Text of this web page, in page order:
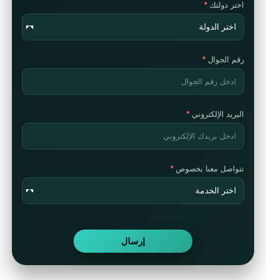
اختر دولتك
رقم الجوال
البريد الإلكتروني
تتواصل معنا بخصوص